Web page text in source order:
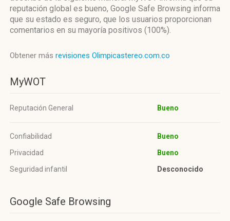
reputación global es bueno, Google Safe Browsing informa
que su estado es seguro, que los usuarios proporcionan
comentarios en su mayoría positivos (100%).
Obtener más revisiones Olimpicastereo.com.co
MyWOT
Reputación General Bueno
Confiabilidad
Bueno
Privacidad
Bueno
Seguridad infantil
Desconocido
Google Safe Browsing